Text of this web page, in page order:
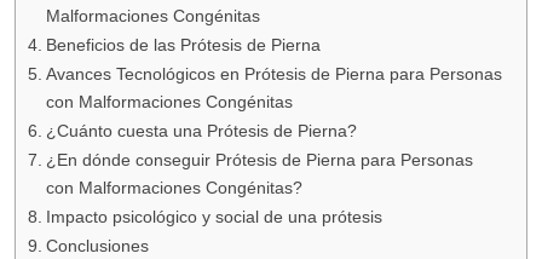
Malformaciones Congénitas
Beneficios de las Prótesis de Pierna
Avances Tecnológicos en Prótesis de Pierna para Personas
con Malformaciones Congénitas
¿Cuánto cuesta una Prótesis de Pierna?
¿En dónde conseguir Prótesis de Pierna para Personas
con Malformaciones Congénitas?
Impacto psicológico y social de una prótesis
Conclusiones